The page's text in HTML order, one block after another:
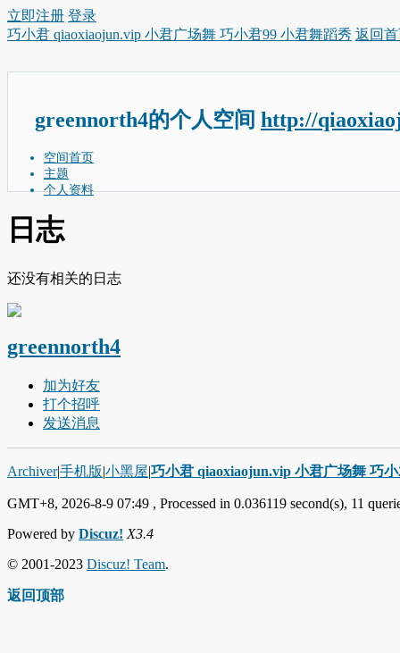
立即注册 登录
巧小君 qiaoxiaojun.vip 小君广场舞 巧小君99 小君舞蹈秀 返回
greennorth4的个人空间 http://
空间首页
主题
个人资料
日志
还没有相关的日志
greennorth4
加为好友
打个招呼
发送消息
Archiver|手机版|小黑屋|巧小君 qiaoxiaojun.vip 小君广场舞 巧
GMT+8, 2026-8-9 07:49 , Processed in 0.036119 second(s), 11
Powered by Discuz! X3.4
© 2001-2023 Discuz! Team.
返回顶部